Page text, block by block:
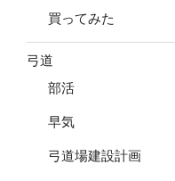
買ってみた
弓道
部活
早気
弓道場建設計画